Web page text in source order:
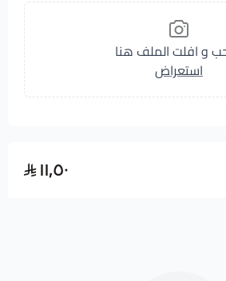
و افلت الملف هنا
استعراض
١١٫٥٠